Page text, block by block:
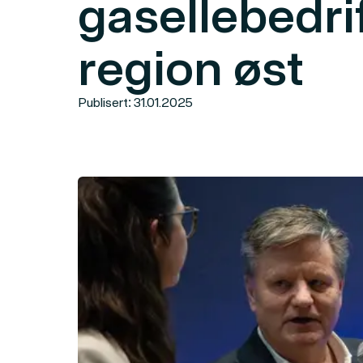
region øst
Publisert: 31.01.2025